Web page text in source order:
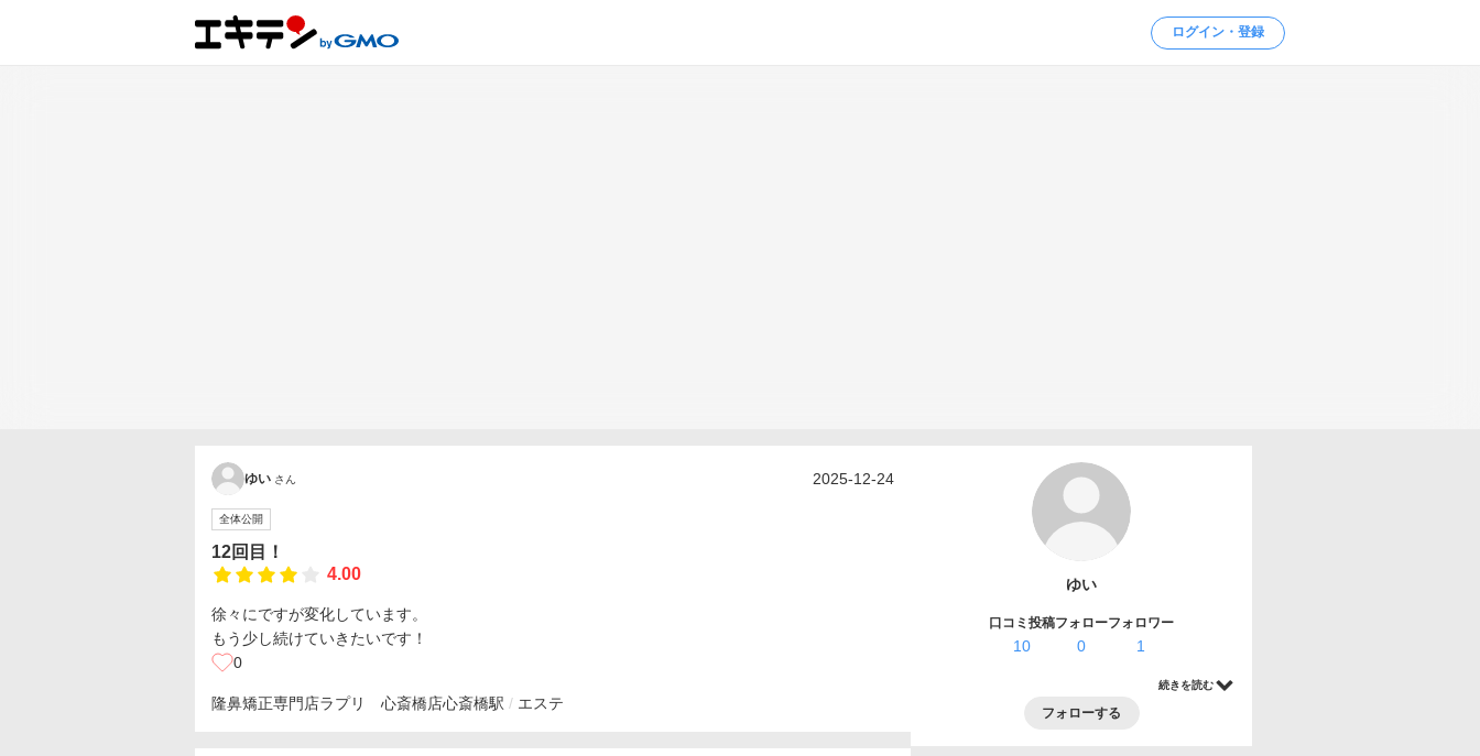
ログイン・登録
ゆい さん 2025-12-24
全体公開
12回目！
4.00
徐々にですが変化しています。
もう少し続けていきたいです！
0
隆鼻矯正専門店ラプリ 心斎橋店心斎橋駅 エステ
ゆい
口コミ投稿
10
フォロー
0
フォロワー
1
続きを読む
フォローする